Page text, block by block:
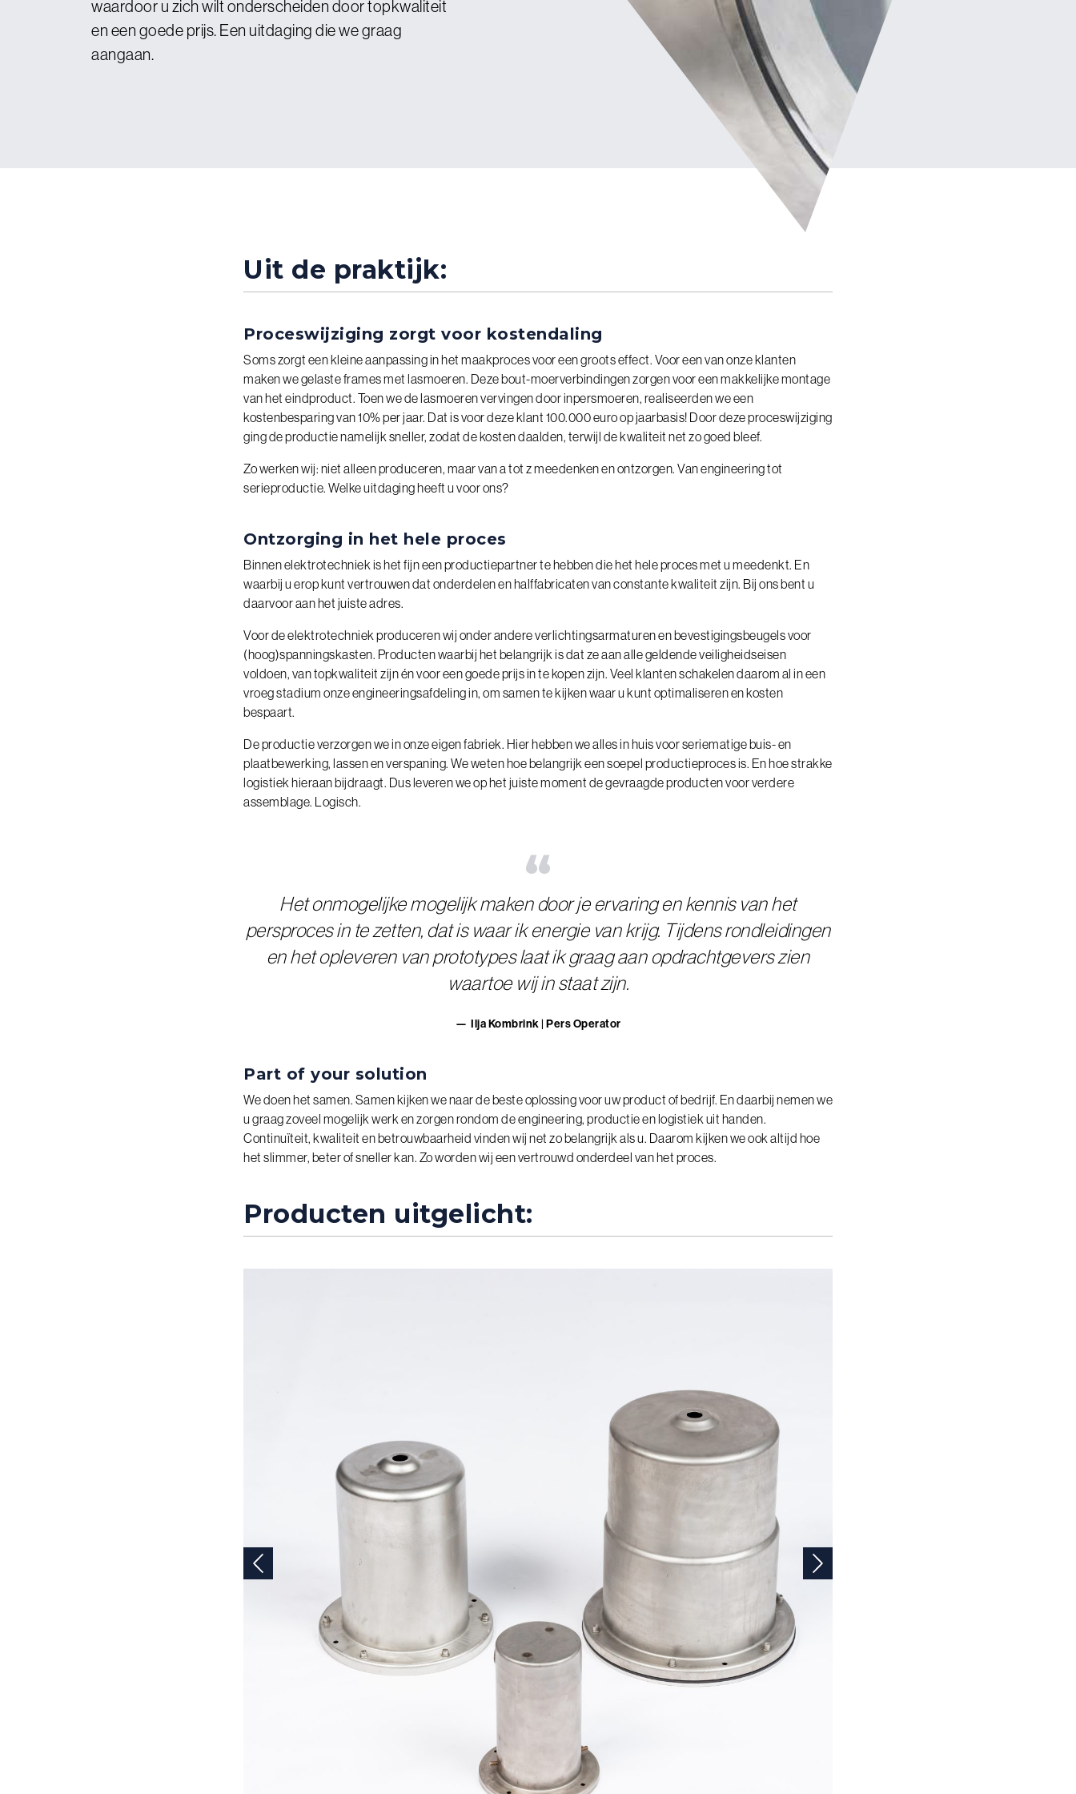
waardoor u zich wilt onderscheiden door topkwaliteit
en een goede prijs. Een uitdaging die we graag
aangaan.
Uit de praktijk:
Proceswijziging zorgt voor kostendaling
Soms zorgt een kleine aanpassing in het maakproces voor een groots effect. Voor een van onze klanten
maken we gelaste frames met lasmoeren. Deze bout-moerverbindingen zorgen voor een makkelijke montage
van het eindproduct. Toen we de lasmoeren vervingen door inpersmoeren, realiseerden we een
kostenbesparing van 10% per jaar. Dat is voor deze klant 100.000 euro op jaarbasis! Door deze proceswijziging
ging de productie namelijk sneller, zodat de kosten daalden, terwijl de kwaliteit net zo goed bleef.
Zo werken wij: niet alleen produceren, maar van a tot z meedenken en ontzorgen. Van engineering tot
serieproductie. Welke uitdaging heeft u voor ons?
Ontzorging in het hele proces
Binnen elektrotechniek is het fijn een productiepartner te hebben die het hele proces met u meedenkt. En
waarbij u erop kunt vertrouwen dat onderdelen en halffabricaten van constante kwaliteit zijn. Bij ons bent u
daarvoor aan het juiste adres.
Voor de elektrotechniek produceren wij onder andere verlichtingsarmaturen en bevestigingsbeugels voor
(hoog)spanningskasten. Producten waarbij het belangrijk is dat ze aan alle geldende veiligheidseisen
voldoen, van topkwaliteit zijn én voor een goede prijs in te kopen zijn. Veel klanten schakelen daarom al in een
vroeg stadium onze engineeringsafdeling in, om samen te kijken waar u kunt optimaliseren en kosten
bespaart.
De productie verzorgen we in onze eigen fabriek. Hier hebben we alles in huis voor seriematige buis- en
plaatbewerking, lassen en verspaning. We weten hoe belangrijk een soepel productieproces is. En hoe strakke
logistiek hieraan bijdraagt. Dus leveren we op het juiste moment de gevraagde producten voor verdere
assemblage. Logisch.
“
Het onmogelijke mogelijk maken door je ervaring en kennis van het
persproces in te zetten, dat is waar ik energie van krijg. Tijdens rondleidingen
en het opleveren van prototypes laat ik graag aan opdrachtgevers zien
waartoe wij in staat zijn.
Ilja Kombrink | Pers Operator
Part of your solution
We doen het samen. Samen kijken we naar de beste oplossing voor uw product of bedrijf. En daarbij nemen we
u graag zoveel mogelijk werk en zorgen rondom de engineering, productie en logistiek uit handen.
Continuïteit, kwaliteit en betrouwbaarheid vinden wij net zo belangrijk als u. Daarom kijken we ook altijd hoe
het slimmer, beter of sneller kan. Zo worden wij een vertrouwd onderdeel van het proces.
Producten uitgelicht:
Vorige Volgende